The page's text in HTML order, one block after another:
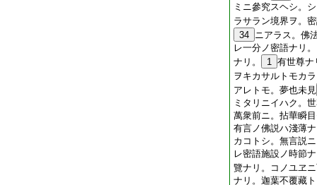
ミニ參究スヘシ。
ラサラン境界ヲ。
34 ニアラス。佛
レ一分ノ密語ナリ
ナリ。
1 有世尊ナ
ヲキカサルトモカ
アレトモ。夢也未見
ミタリニイハク。
萬衆前ニ。拈華瞬
有言ノ佛説ハ淺薄
カコトシ。無言説
レ密語施設ノ時節
覽ナリ。コノユヱ
ナリ。迦葉不覆藏